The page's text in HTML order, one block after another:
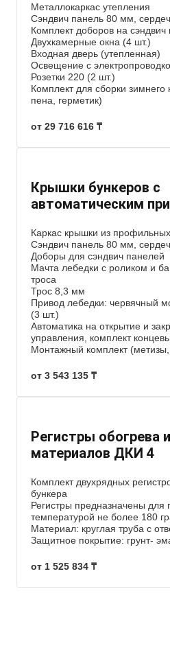
Металлокаркас утепления
Сэндвич панель 80 мм,
Комплект доборов на сэндвич
Двухкамерные окна (4 шт.)
Входная дверь (утепленная)
Освещение с
Розетки 220 (2 шт.)
Комплект для сборки зимнего
пена, герметик)
от 29 716 616 ₸
Крышки бункеров с
автоматическим
Каркас крышки из
Сэндвич панель 80 мм,
Доборы для сэндвич панелей
Мачта лебедки с роликом и
троса
Трос 8,3 мм
Привод лебедки: червячный
(3 шт.)
Автоматика на открытие и
управления, комплект
Монтажный комплект
от 3 543 135 ₸
Регистры обогрева
материалов ДКИ 4
Комплект двухрядных
бункера
Регистры предназначены для
температурой не более 180
Материал: круглая труба с
Защитное покрытие: грунт-
от 1 525 834 ₸